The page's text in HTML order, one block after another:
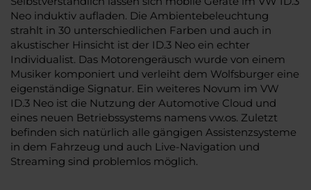
Neo induktiv aufladen. Die Ambientebeleuchtung
strahlt in 30 unterschiedlichen Farben und auch in
akustischer Hinsicht ist der ID.3 Neo ein echter
Individualist. Das Motorengeräusch wurde von einem
Musiker komponiert und verleiht dem Wolfsburger eine
eigenständige Signatur. Ein weiteres Novum im VW
ID.3 Neo ist die Nutzung der Automotive Cloud und
eines neuen Betriebssystems namens vw.os. Zuletzt
befinden sich natürlich alle gängigen Assistenzsysteme
in dem Fahrzeug und auch Live-Navigation und
Streaming sind problemlos möglich.